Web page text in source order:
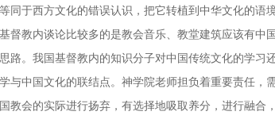
同于西方文化的错误认识，把它转植到中华文化的语
督教内谈论比较多的是教会音乐、教堂建筑应该有
路。我国基督教内的知识分子对中国传统文化的学习
与中国文化的联结点。神学院老师担负着重要责任
教会的实际进行扬弃，有选择地吸取养分，进行融合